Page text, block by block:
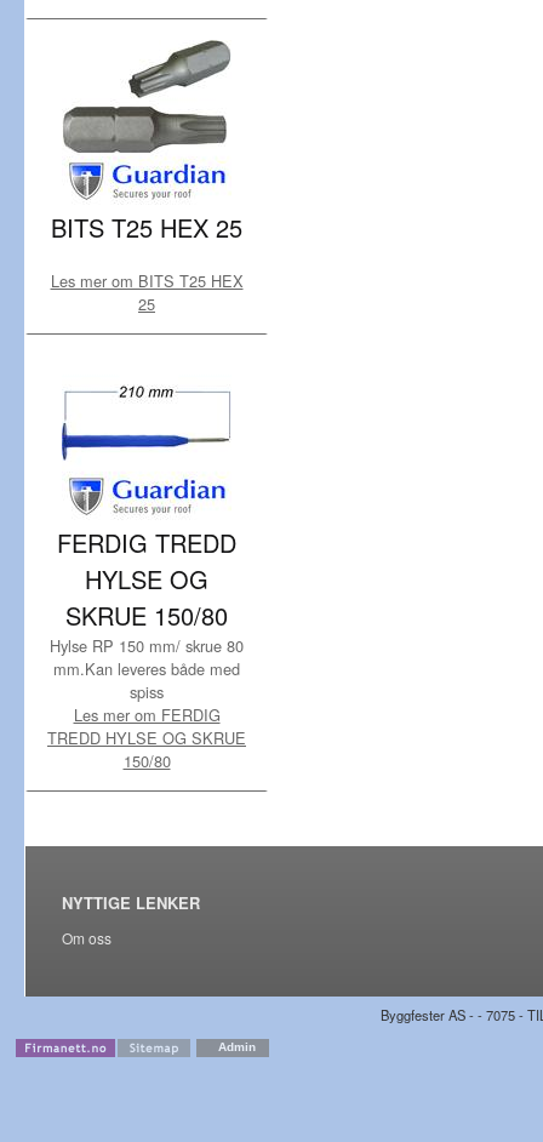
BITS T25 HEX 25
Les mer om BITS T25 HEX
25
FERDIG TREDD
HYLSE OG
SKRUE 150/80
Hylse RP 150 mm/ skrue 80
mm.Kan leveres både med
spiss
Les mer om FERDIG
TREDD HYLSE OG SKRUE
150/80
NYTTIGE LENKER
Om oss
Byggfester AS - - 7075 -
Admin